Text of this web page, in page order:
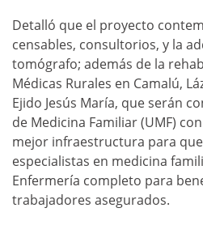
Detalló que el proyecto
censables, consultorios, y la
tomógrafo; además de la
Médicas Rurales en Camalú,
Ejido Jesús María, que serán
de Medicina Familiar (UMF)
mejor infraestructura para
especialistas en medicina
Enfermería completo para
trabajadores asegurados.